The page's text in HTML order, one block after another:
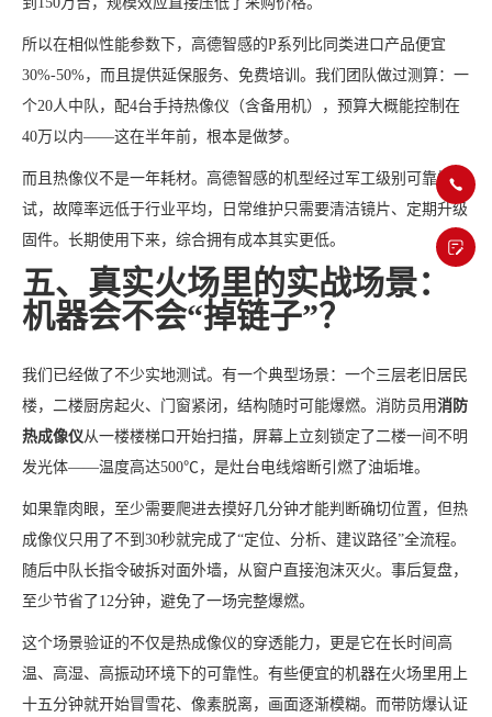
所以在相似性能参数下，高德智感的P系列比同类进口产品便宜
30%-50%，而且提供延保服务、免费培训。我们团队做过测算：一
个20人中队，配4台手持热像仪（含备用机），预算大概能控制在
40万以内——这在半年前，根本是做梦。
而且热像仪不是一年耗材。高德智感的机型经过军工级别可靠性测
试，故障率远低于行业平均，日常维护只需要清洁镜片、定期升级
固件。长期使用下来，综合拥有成本其实更低。
五、真实火场里的实战场景：
机器会不会“掉链子”？
我们已经做了不少实地测试。有一个典型场景：一个三层老旧居民
楼，二楼厨房起火、门窗紧闭，结构随时可能爆燃。消防员用消防
热成像仪从一楼楼梯口开始扫描，屏幕上立刻锁定了二楼一间不明
发光体——温度高达500℃，是灶台电线熔断引燃了油垢堆。
如果靠肉眼，至少需要爬进去摸好几分钟才能判断确切位置，但热
成像仪只用了不到30秒就完成了“定位、分析、建议路径”全流程。
随后中队长指令破拆对面外墙，从窗户直接泡沫灭火。事后复盘，
至少节省了12分钟，避免了一场完整爆燃。
这个场景验证的不仅是热成像仪的穿透能力，更是它在长时间高
温、高湿、高振动环境下的可靠性。有些便宜的机器在火场里用上
十五分钟就开始冒雪花、像素脱离，画面逐渐模糊。而带防爆认证